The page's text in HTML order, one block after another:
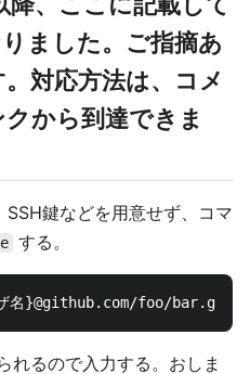
ました。ご指摘あ
対応方法は、コメ
から到達できま
鍵などを用意せず、コマ
する。
れるので入力する。おしま